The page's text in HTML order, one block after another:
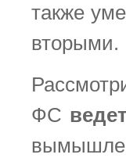
также
вторыми.
ФС